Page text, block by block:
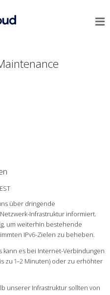
über dringende
Infrastruktur informiert.
um weiterhin bestehende
IPv6-Zielen zu beheben.
kann es bei Internet-Verbindungen
zu 1–2 Minuten) oder zu erhöhter
unserer Infrastruktur sollten von